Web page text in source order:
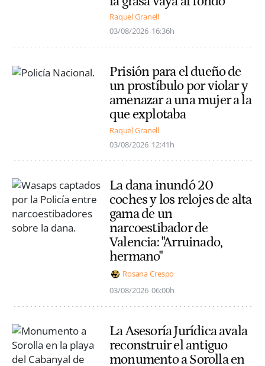
Raquel Granell
03/08/2026 16:36h
Prisión para el dueño de
un prostíbulo por violar y
amenazar a una mujer a la
que explotaba
Raquel Granell
03/08/2026 12:41h
La dana inundó 20
coches y los relojes de alta
gama de un
narcoestibador de
Valencia: "Arruinado,
hermano"
Rosana Crespo
03/08/2026 06:00h
La Asesoría Jurídica avala
reconstruir el antiguo
monumento a Sorolla en